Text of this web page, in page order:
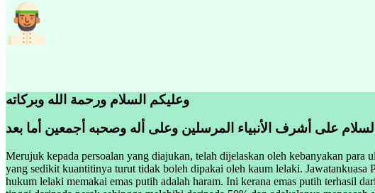
على أشرف الأنبياء المرسلين وعلى أله وصحبه أجمعين أما بعد
Merujuk kepada persoalan yang diajukan, telah dijelaskan oleh kebanyakan para
yang sedikit kuantitinya turut tidak boleh dipakai oleh kaum lelaki. Jawatankuasa
hukum lelaki memakai emas putih adalah haram. Ini kerana emas putih terhasil